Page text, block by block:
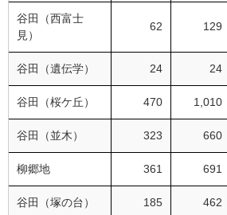
谷田（西富士
見）
62 129
谷田（遺伝学） 24 24
谷田（桜ケ丘） 470 1,010
谷田（並木） 323 660
柳郷地 361 691
谷田（塚の台） 185 462